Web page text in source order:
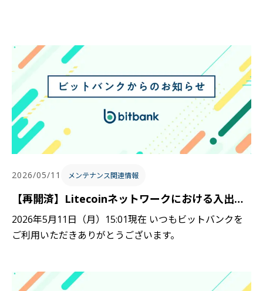
2026/05/11 メンテナンス関連情報
【再開済】Litecoinネットワークにおける入出金の一時停止について
2026年5月11日（月）15:01現在 いつもビットバンクを
ご利用いただきありがとうございます。